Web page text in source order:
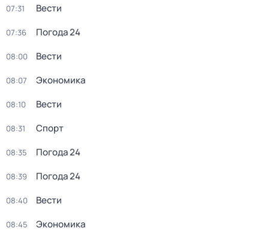
07:31 Вести
07:36 Погода 24
08:00 Вести
08:07 Экономика
08:10 Вести
08:31 Спорт
08:35 Погода 24
08:39 Погода 24
08:40 Вести
08:45 Экономика